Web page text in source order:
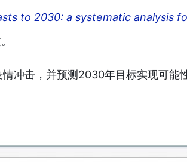
to 2030: a systematic analysis
冲击，并预测2030年目标实现可能性